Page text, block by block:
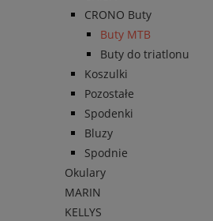
CRONO Buty
Buty MTB
Buty do triatlonu
Koszulki
Pozostałe
Spodenki
Bluzy
Spodnie
Okulary
MARIN
KELLYS